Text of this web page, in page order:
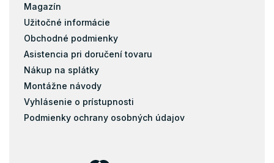
Magazín
Užitočné informácie
Obchodné podmienky
Asistencia pri doručení tovaru
Nákup na splátky
Montážne návody
Vyhlásenie o prístupnosti
Podmienky ochrany osobných údajov